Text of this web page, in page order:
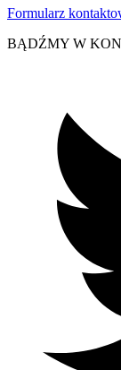
Formularz
BĄDŹMY W